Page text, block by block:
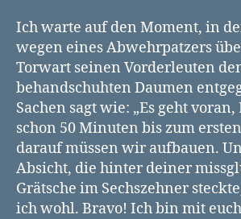
Ich warte auf den Moment, in
wegen eines Abwehrpatzers
Torwart seinen Vorderleuten
behandschuhten Daumen
Sachen sagt wie: „Es geht
schon 50 Minuten bis zum
darauf müssen wir aufbauen.
Absicht, die hinter deiner
Grätsche im Sechszehner
ich wohl. Bravo! Ich bin mit